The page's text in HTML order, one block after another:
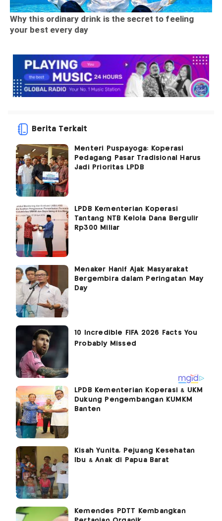
Berita Terkait
Menteri Puspayoga: Koperasi
Pedagang Pasar Tradisional Harus
Jadi Prioritas LPDB
LPDB Kementerian Koperasi
Tantang NTB Kelola Dana Bergulir
Rp300 Miliar
Menaker Hanif Ajak Masyarakat
Bergembira dalam Peringatan May
Day
LPDB Kementerian Koperasi & UKM
Dukung Pengembangan KUMKM
Banten
Kisah Yunita, Pejuang Kesehatan
Ibu & Anak di Papua Barat
Kemendes PDTT Kembangkan